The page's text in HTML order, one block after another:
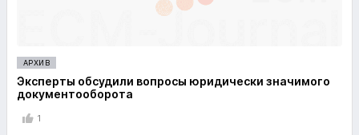
АРХИВ
Эксперты обсудили вопросы юридически значимого
документооборота
1